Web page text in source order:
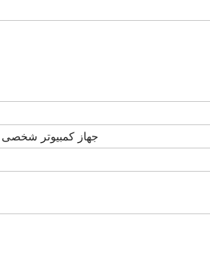
جهاز كمبيوتر شخصى 10 / حزمة ، جهاز كمبيوتر شخصى 400 / الكرتون